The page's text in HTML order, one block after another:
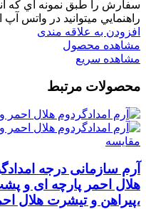
سفارش را طبق نمونه اي که
راهنمايي ميتوانيد در واتس
افزودن به علاقه مندی
مشاهده محصول
مشاهده سریع
محصولات مرتبط
مقایسه
آرم سازمانی درجه
هلال احمر پارچه ای
،پیراهن و تیشرت هلال